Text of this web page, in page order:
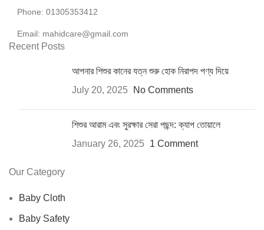
Phone: 01305353412
Email: mahidcare@gmail.com
Recent Posts
আপনার শিশুর কানের যত্ন শুরু হোক নিরাপদ পণ্য দিয়ে
July 20, 2025
No Comments
শিশুর আরাম এবং সুরক্ষার সেরা পছন্দ: ক্যাপ তোয়ালে
January 26, 2025 1 Comment
Our Category
Baby Cloth
Baby Safety